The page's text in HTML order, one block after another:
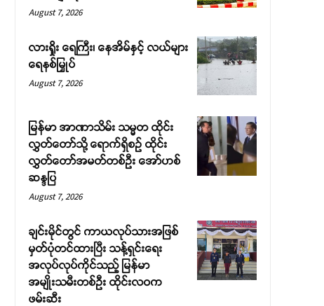
August 7, 2026
လားရှိုး ရေကြီး၊ နေအိမ်နှင့် လယ်များ
ရေနစ်မြှုပ်
August 7, 2026
မြန်မာ အာဏာသိမ်း သမ္မတ ထိုင်း
လွှတ်တော်သို့ ရောက်ရှိစဉ် ထိုင်း
လွှတ်တော်အမတ်တစ်ဦး အော်ဟစ်
ဆန္ဒပြ
August 7, 2026
ချင်းမိုင်တွင် ကာယလုပ်သားအဖြစ်
မှတ်ပုံတင်ထားပြီး သန့်ရှင်းရေး
အလုပ်လုပ်ကိုင်သည့် မြန်မာ
အမျိုးသမီးတစ်ဦး ထိုင်းလဝက
ဖမ်းဆီး